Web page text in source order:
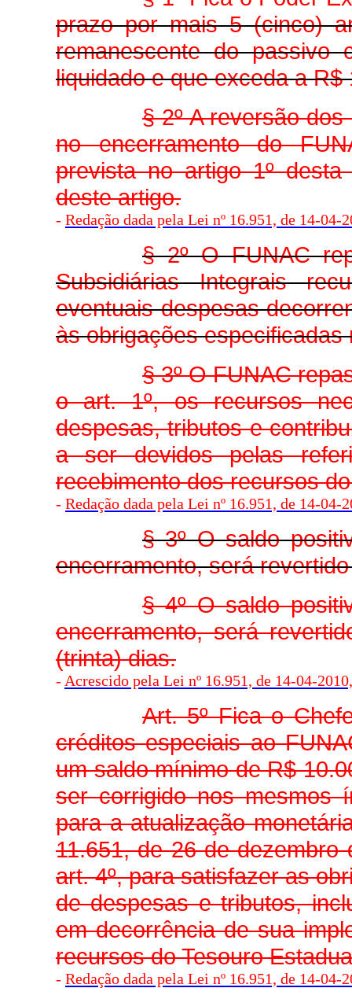
prazo por mais 5 (cinco)
remanescente do passivo
liquidado e que exceda a
§ 2º A reversão
no encerramento do
prevista no artigo 1º
deste artigo.
- Redação dada pela Lei nº 16.951, de 14-04-
§ 2º O FUNAC
Subsidiárias Integrais
eventuais despesas
às obrigações especificadas
§ 3º O FUNAC
o art. 1º, os recursos
despesas, tributos e
a ser devidos pelas
recebimento dos recursos
- Redação dada pela Lei nº 16.951, de 14-04-
§ 3º O saldo
encerramento, será
§ 4º O saldo
encerramento, será
(trinta) dias.
- Acrescido pela Lei nº 16.951, de 14-04-
Art. 5º Fica o
créditos especiais ao
um saldo mínimo de R$
ser corrigido nos mesmos
para a atualização
11.651, de 26 de
art. 4º, para satisfazer as
de despesas e tributos,
em decorrência de sua
recursos do Tesouro
- Redação dada pela Lei nº 16.951, de 14-04-